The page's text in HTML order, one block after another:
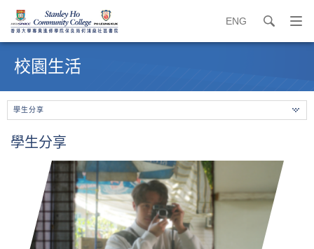
ENG search
打
開
始
校園生活
學生分享
學生分享